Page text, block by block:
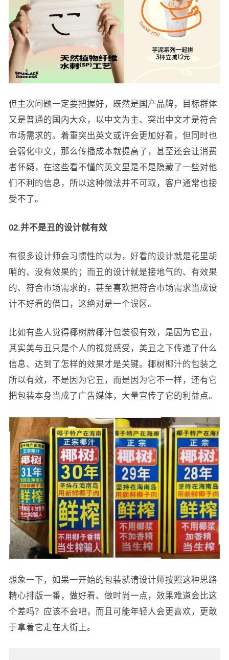
但主次问题一定要把握好，既然是国产品牌，目标群体
又是普通的国内大众，以中文为主、突出中文才是符合
市场需求的。着重突出英文或许会更加好看，但同时也
会弱化中文，那么传播成本就提高了，甚至还会让消费
者怀疑，在这些看不懂的英文里是不是隐藏了一些对他
们不利的信息，所以这种做法并不可取，客户通常也接
受不了。
02.并不是丑的设计就有效
有很多设计师会习惯性的以为，好看的设计就是花里胡
哨的、没有效果的；而丑的设计就是接地气的、有效果
的、符合市场需求的，甚至喜欢把符合市场需求当成设
计不好看的借口，这绝对是一个误区。
比如有些人觉得椰树牌椰汁包装很有效，是因为它丑，
其实美与丑只是个人的视觉感受，美丑之下传递了什么
信息、达到了怎样的效果才是关键。椰树椰汁的包装之
所以有效，不是因为它丑，而是因为它不一样，还有它
把包装本身当成了广告媒体，大量宣传了它的利益点。
想象一下，如果一开始的包装就请设计师按照这种思路
精心排版一番，做好看、做时尚一点，效果难道会比这
个差吗？应该不会吧，而且可能年轻人会更喜欢，更敢
于拿着它走在大街上。